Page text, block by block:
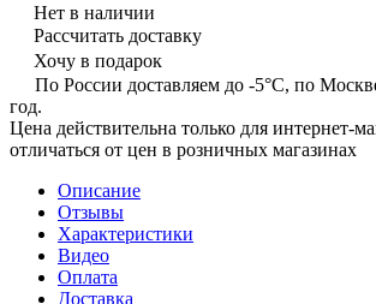
Нет в наличии
Рассчитать доставку
Хочу в подарок
По России доставляем до -5°C, по
год.
Цена действительна только для интернет-
отличаться от цен в розничных магазинах
Описание
Отзывы
Характеристики
Видео
Оплата
Доставка